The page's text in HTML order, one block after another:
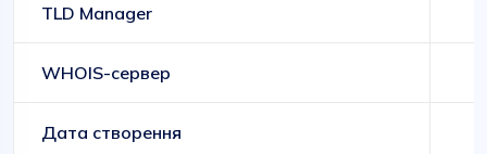
TLD Manager
WHOIS-сервер
Дата створення